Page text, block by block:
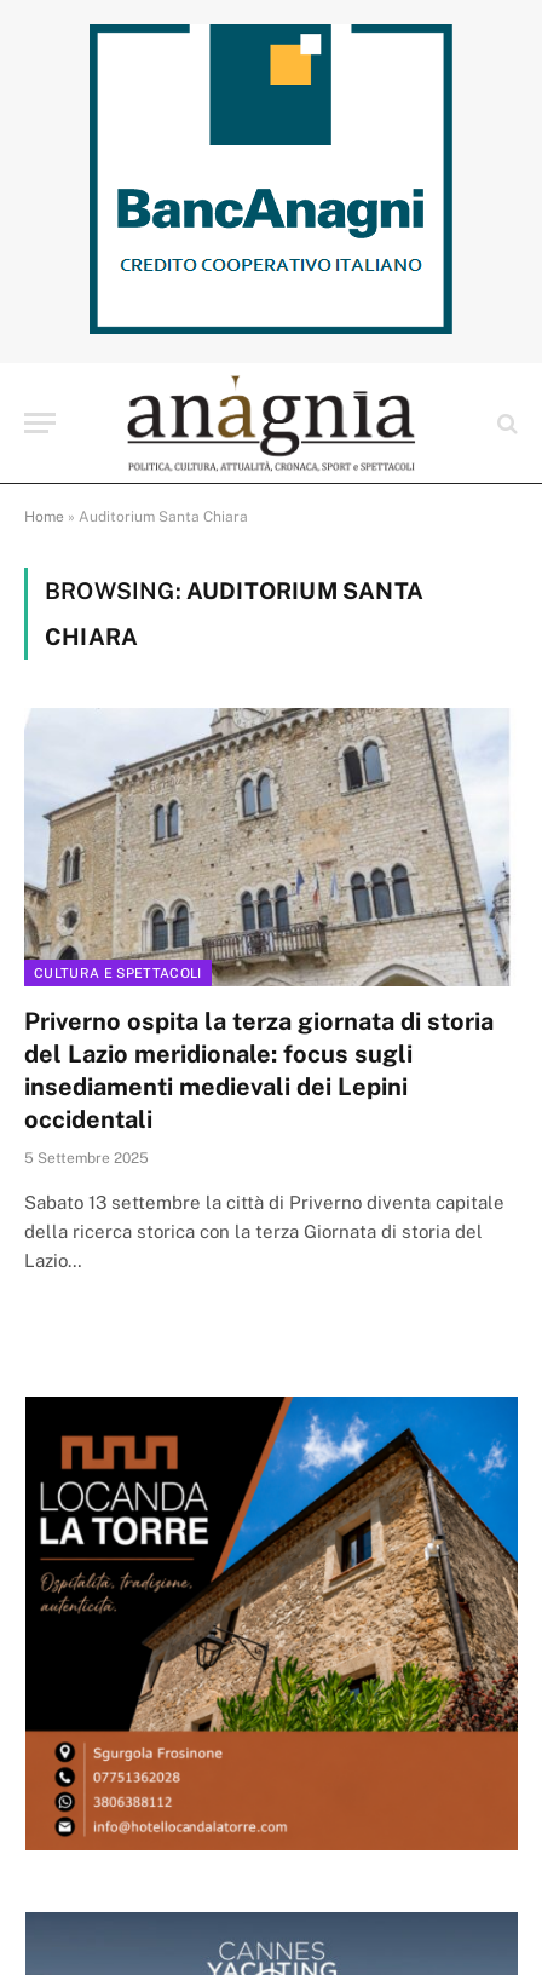
Home » Auditorium Santa Chiara
BROWSING: AUDITORIUM SANTA
CHIARA
CULTURA E SPETTACOLI
Priverno ospita la terza giornata di storia
del Lazio meridionale: focus sugli
insediamenti medievali dei Lepini
occidentali
5 Settembre 2025
Sabato 13 settembre la città di Priverno diventa capitale
della ricerca storica con la terza Giornata di storia del
Lazio…